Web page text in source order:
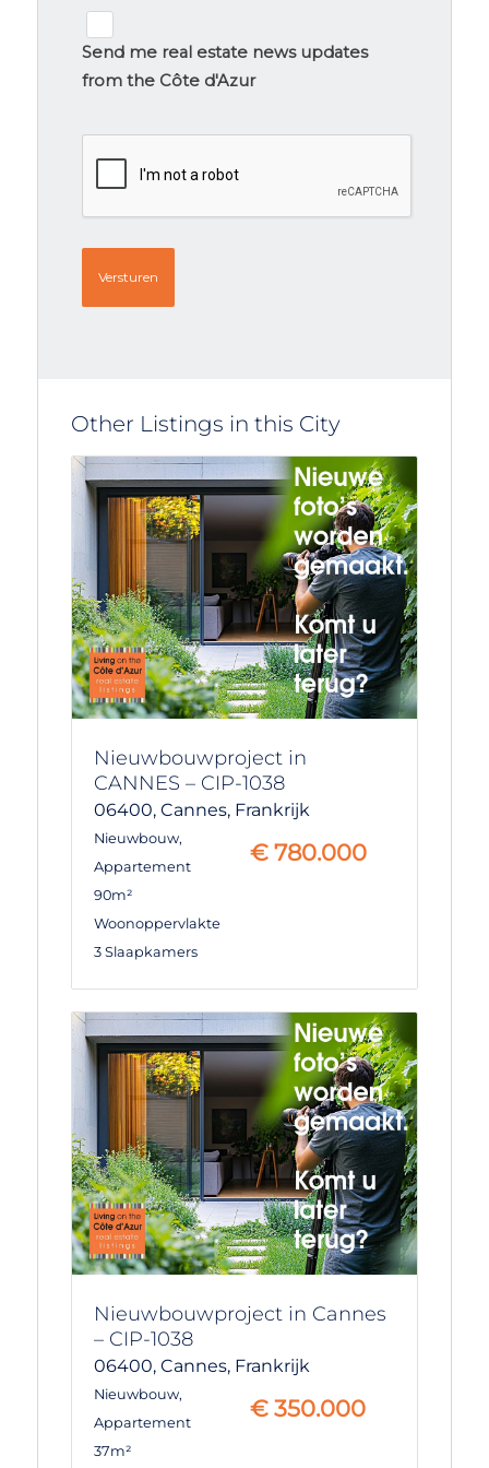
signup
Send me real estate news updates
from the Côte d'Azur
Other Listings in this City
Nieuwbouwproject in
CANNES – CIP-1038
06400, Cannes, Frankrijk
Nieuwbouw,
Appartement
90m²
Woonoppervlakte
3 Slaapkamers
€ 780.000
Nieuwbouwproject in Cannes
– CIP-1038
06400, Cannes, Frankrijk
Nieuwbouw,
Appartement
37m²
€ 350.000